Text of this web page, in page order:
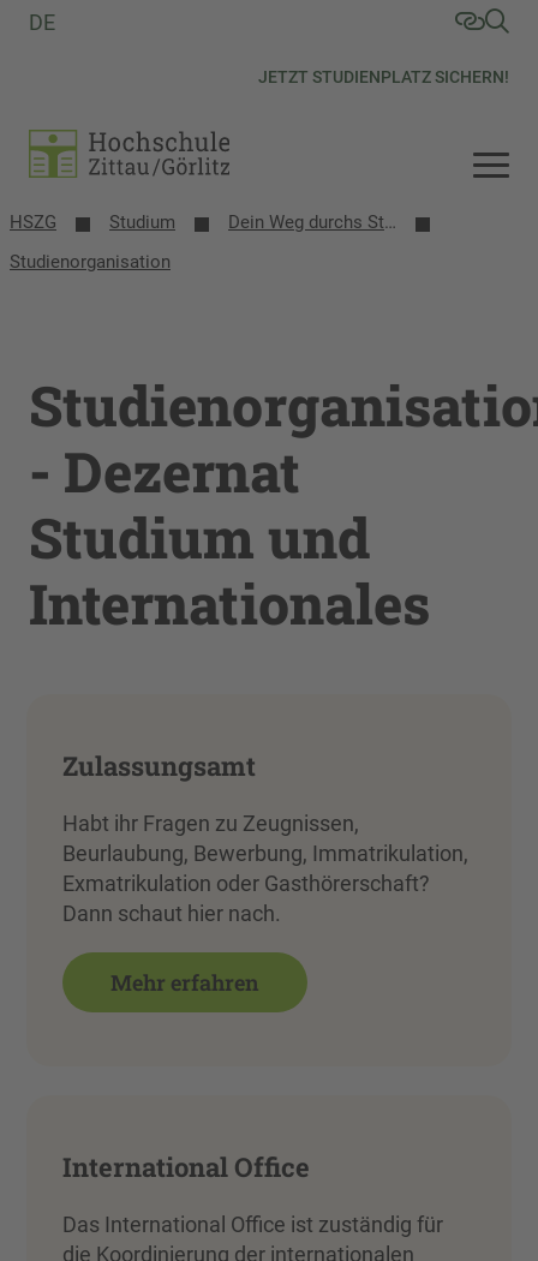
JETZT STUDIENPLATZ SICHERN!
DE
HSZG Studium
Dein Weg durchs Studium
Studienorganisation
- Dezernat
Studium und
Internationales
Zulassungsamt
Habt ihr Fragen zu Zeugnissen,
Beurlaubung, Bewerbung, Immatrikulation,
Exmatrikulation oder Gasthörerschaft?
Dann schaut hier nach.
Mehr erfahren
International Office
Das International Office ist zuständig für
die Koordinierung der internationalen